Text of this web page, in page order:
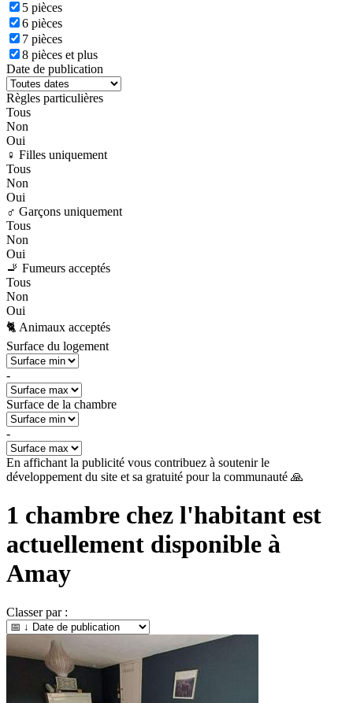
5 pièces
6 pièces
7 pièces
8 pièces et plus
Date de publication
Règles particulières
Tous
Non
Oui
♀️ Filles uniquement
Tous
Non
Oui
♂️ Garçons uniquement
Tous
Non
Oui
🚬 Fumeurs acceptés
Tous
Non
Oui
🐈 Animaux acceptés
Surface du logement
-
Surface de la chambre
-
En affichant la publicité vous contribuez à soutenir le
développement du site et sa gratuité pour la communauté 🙏
1 chambre chez l'habitant est
actuellement disponible à
Amay
Classer par :